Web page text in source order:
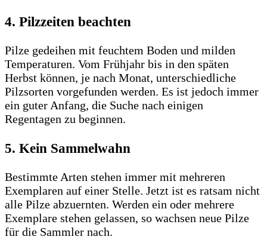
4. Pilzzeiten beachten
Pilze gedeihen mit feuchtem Boden und milden
Temperaturen. Vom Frühjahr bis in den späten
Herbst können, je nach Monat, unterschiedliche
Pilzsorten vorgefunden werden. Es ist jedoch immer
ein guter Anfang, die Suche nach einigen
Regentagen zu beginnen.
5. Kein Sammelwahn
Bestimmte Arten stehen immer mit mehreren
Exemplaren auf einer Stelle. Jetzt ist es ratsam nicht
alle Pilze abzuernten. Werden ein oder mehrere
Exemplare stehen gelassen, so wachsen neue Pilze
für die Sammler nach.